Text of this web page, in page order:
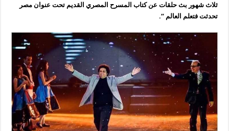
ثلاث شهور بث حلقات عن كتاب المسرح المصري القديم تحت عنوان مصر
تحدثت فتعلم العالم “.